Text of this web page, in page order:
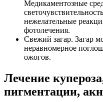
Медикаментозные
нежелательные
фотолечения.
Свежий загар. Загар
неравномерное
ожогов.
Лечение
пигментации,